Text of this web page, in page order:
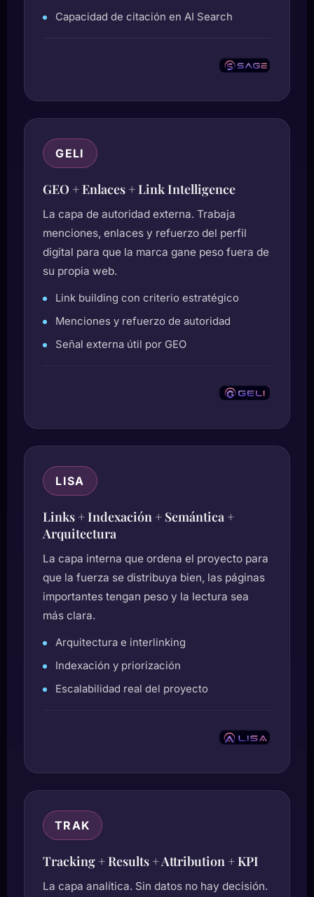
Capacidad de citación en AI Search
GELI
GEO + Enlaces + Link Intelligence
La capa de autoridad externa. Trabaja
menciones, enlaces y refuerzo del perfil
digital para que la marca gane peso fuera de
su propia web.
Link building con criterio estratégico
Menciones y refuerzo de autoridad
Señal externa útil por GEO
LISA
Links + Indexación + Semántica +
Arquitectura
La capa interna que ordena el proyecto para
que la fuerza se distribuya bien, las páginas
importantes tengan peso y la lectura sea
más clara.
Arquitectura e interlinking
Indexación y priorización
Escalabilidad real del proyecto
TRAK
Tracking + Results + Attribution + KPI
La capa analítica. Sin datos no hay decisión.